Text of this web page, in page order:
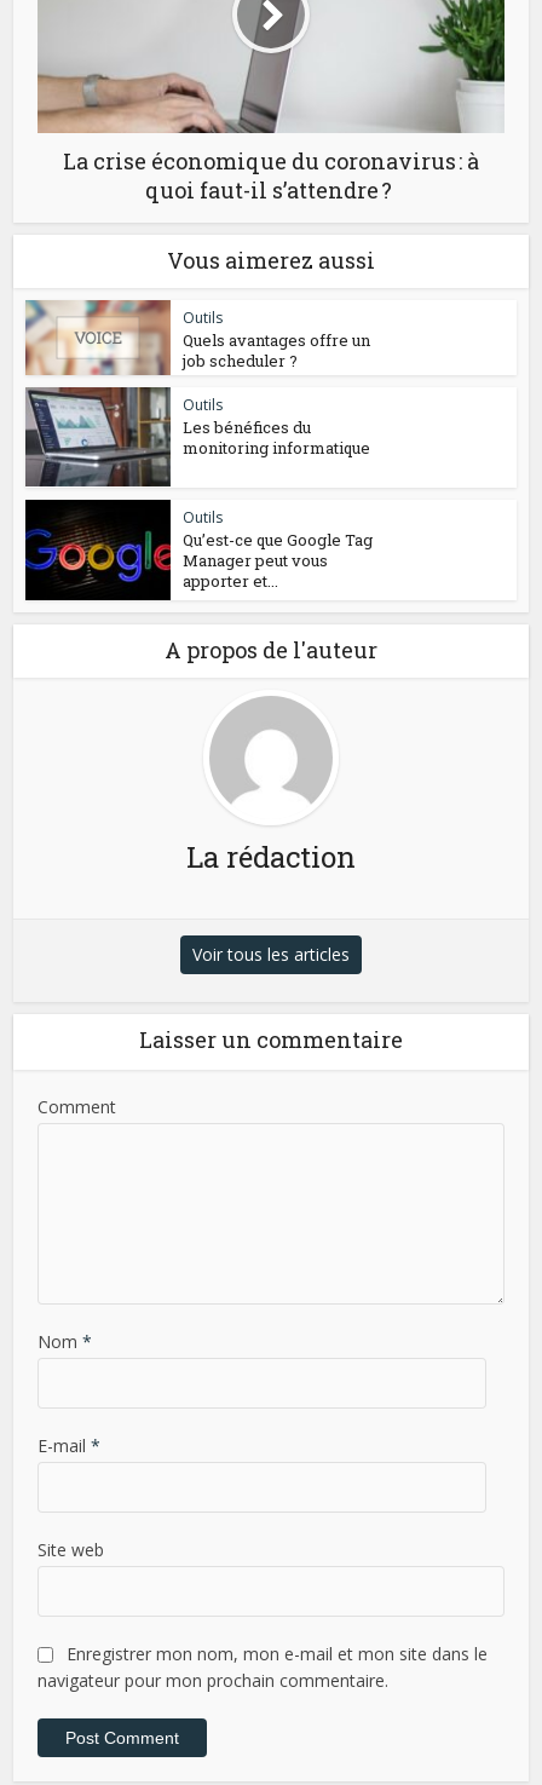
La crise économique du coronavirus : à
quoi faut-il s’attendre ?
Vous aimerez aussi
Outils
Quels avantages offre un
job scheduler ?
Outils
Les bénéfices du
monitoring informatique
Outils
Qu’est-ce que Google Tag
Manager peut vous
apporter et...
A propos de l'auteur
La rédaction
Voir tous les articles
Laisser un commentaire
Comment
Nom*
E-mail*
Site web
Enregistrer mon nom, mon e-mail et mon site dans le
navigateur pour mon prochain commentaire.